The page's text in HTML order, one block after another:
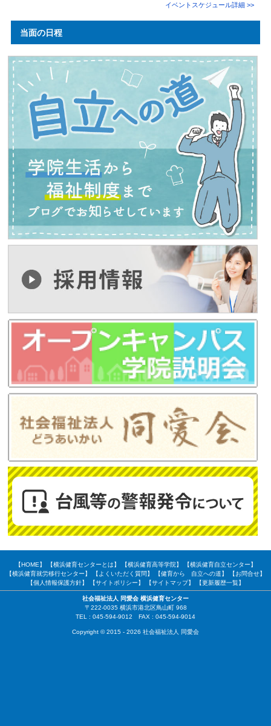
イベントスケジュール詳細 >>
当面の日程
【HOME】 【横浜健育センターとは】 【横浜健育高等学院】
【横浜健育自立センター】
【横浜健育就労移行センター】
【よくいただく質問】 【健育から 自立への道】
【お問合せ】
【個人情報保護方針】
【サイトポリシー】 【サイトマップ】 【更新履歴一覧】
社会福祉法人 同愛会 横浜健育センター
〒222-0035 横浜市港北区鳥山町 968
TEL : 045-594-9012 FAX : 045-594-9014
Copyright © 2015 - 2026 社会福祉法人 同愛会